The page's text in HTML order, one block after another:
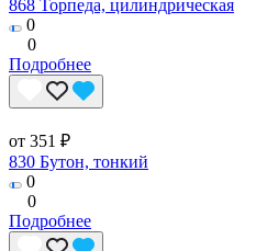
868 Торпеда, цилиндрическая
0
0
Подробнее
от 351 ₽
830 Бутон, тонкий
0
0
Подробнее